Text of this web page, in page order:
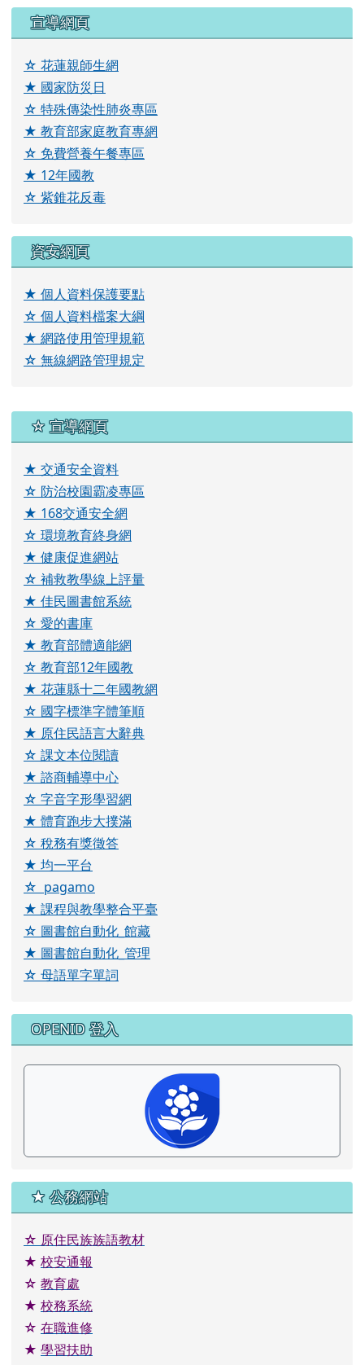
宣導網頁
☆ 花蓮親師生網
★ 國家防災日
☆ 特殊傳染性肺炎專區
★ 教育部家庭教育專網
☆ 免費營養午餐專區
★ 12年國教
☆ 紫錐花反毒
資安網頁
★ 個人資料保護要點
☆ 個人資料檔案大綱
★ 網路使用管理規範
☆ 無線網路管理規定
右邊區域內容
☆ 宣導網頁
★ 交通安全資料
☆ 防治校園霸凌專區
★ 168交通安全網
☆ 環境教育終身網
★ 健康促進網站
☆ 補救教學線上評量
★ 佳民圖書館系統
☆ 愛的書庫
★ 教育部體適能網
☆ 教育部12年國教
★ 花蓮縣十二年國教網
☆ 國字標準字體筆順
★ 原住民語言大辭典
☆ 課文本位閱讀
★ 諮商輔導中心
☆ 字音字形學習網
★ 體育跑步大撲滿
☆ 稅務有獎徵答
★ 均一平台
☆ pagamo
★ 課程與教學整合平臺
☆ 圖書館自動化_館藏
★ 圖書館自動化_管理
☆ 母語單字單詞
OPENID 登入
★ 公務網站
☆ 原住民族族語教材
★ 校安通報
☆ 教育處
★ 校務系統
☆ 在職進修
★ 學習扶助